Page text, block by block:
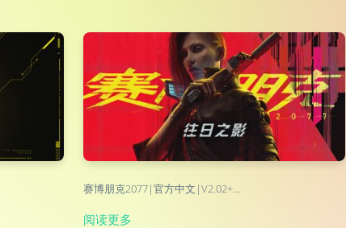
赛博朋克2077|官方中文|V2.02+…
阅读更多